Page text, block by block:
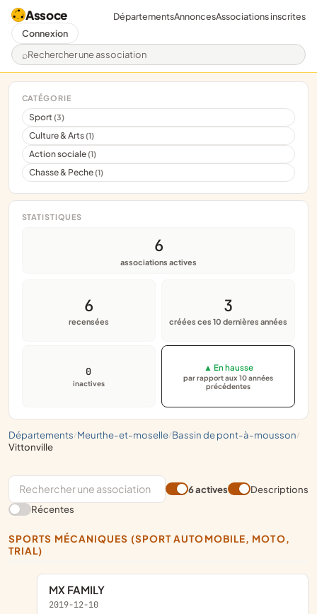
Assoce
Rechercher une association
DépartementsAnnoncesAssociations inscrites
Connexion
départements/ meurthe-et-moselle/ bassin de pont-à-mousson/
vittonville
CATÉGORIE
Sport(3)
Culture & Arts(1)
Action sociale(1)
Chasse & Peche(1)
STATISTIQUES
6
associations actives
6
recensées
3
créées ces 10 dernières années
0
inactives
▲ En hausse
par rapport aux 10 années
précédentes
6 actives
Descriptions
Récentes
SPORTS MÉCANIQUES (SPORT AUTOMOBILE, MOTO,
TRIAL)
MX FAMILY
2019-12-10